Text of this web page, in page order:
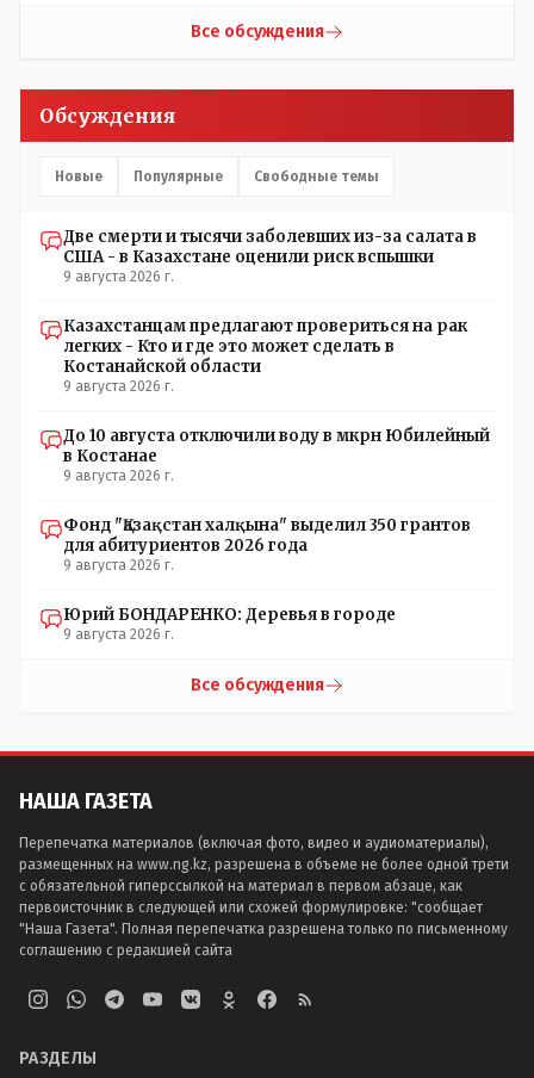
просто напросто - КЛОУНЫ или МАРИОНЕТКИ власти и
видимость ИНТРИГИ выборов, его как бы и якобы
НАКАЛ - и тот и этот без разрешения АП - и шага,
- идёт СКУЧНАЯ и НУДНАЯ и МОНОТОННАЯ и полностью
усмотрению: - их мгновенно лишать возможности идти
на выборы и не дадут им места в будущем Курултае: -
партиями.
Все обсуждения
Обсуждения
Новые Популярные Свободные темы
Две смерти и тысячи заболевших из-за салата в
США - в Казахстане оценили риск вспышки
9 августа 2026 г.
Казахстанцам предлагают провериться на рак
легких - Кто и где это может сделать в
Костанайской области
9 августа 2026 г.
До 10 августа отключили воду в мкрн Юбилейный
в Костанае
9 августа 2026 г.
Фонд "Қазақстан халқына" выделил 350 грантов
для абитуриентов 2026 года
9 августа 2026 г.
Юрий БОНДАРЕНКО: Деревья в городе
9 августа 2026 г.
Все обсуждения
НАША ГАЗЕТА
Перепечатка материалов (включая фото, видео и аудиоматериалы),
размещенных на www.ng.kz, разрешена в объеме не более одной трети
с обязательной гиперссылкой на материал в первом абзаце, как
первоисточник в следующей или схожей формулировке: "сообщает
"Наша Газета". Полная перепечатка разрешена только по письменному
соглашению с редакцией сайта
РАЗДЕЛЫ